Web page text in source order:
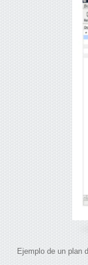
Ejemplo de un plan